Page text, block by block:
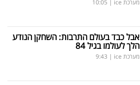
מערכת ice |
10:05
אבל כבד בעולם התרבות: השחקן הנודע
הלך לעולמו בגיל 84
מערכת ice |
9:43